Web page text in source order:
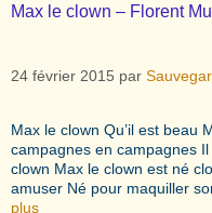
Max le clown – Florent
24 février 2015 par
Max le clown Qu’il est beau
campagnes en campagnes
clown Max le clown est né
amuser Né pour maquiller
plus